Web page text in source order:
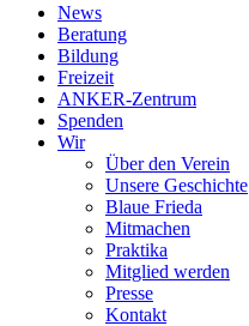
News
Beratung
Bildung
Freizeit
ANKER-Zentrum
Spenden
Wir
Über den Verein
Unsere Geschichte
Blaue Frieda
Mitmachen
Praktika
Mitglied werden
Presse
Kontakt